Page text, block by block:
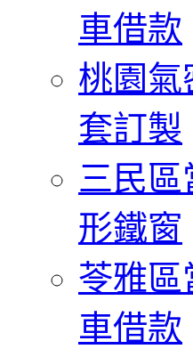
車借款
桃園
套訂製
三民
形鐵窗
苓雅區
車借款